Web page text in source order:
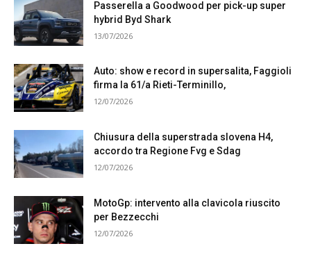
Passerella a Goodwood per pick-up super
hybrid Byd Shark
13/07/2026
Auto: show e record in supersalita, Faggioli
firma la 61/a Rieti-Terminillo,
12/07/2026
Chiusura della superstrada slovena H4,
accordo tra Regione Fvg e Sdag
12/07/2026
MotoGp: intervento alla clavicola riuscito
per Bezzecchi
12/07/2026